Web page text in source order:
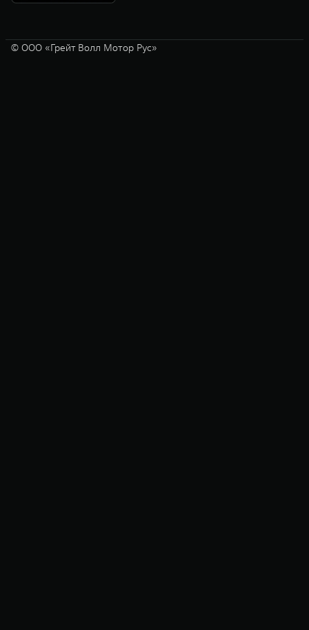
© ООО «Грейт Волл Мотор Рус»